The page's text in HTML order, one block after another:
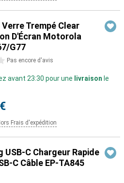
Trempé Clear
D'Écran Motorola
G77
Pas encore d'avis
avant 23:30 pour une livraison le
Frais d'expédition
USB-C Chargeur Rapide
C Câble EP-TA845